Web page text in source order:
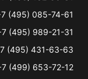
(495) 085-74-61
(495) 989-21-31
(495) 431-63-63
(499) 653-72-12